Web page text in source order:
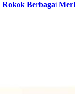
Berbagai